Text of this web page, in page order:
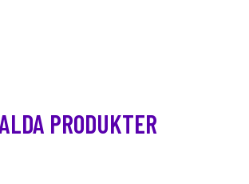
PRODUKTER